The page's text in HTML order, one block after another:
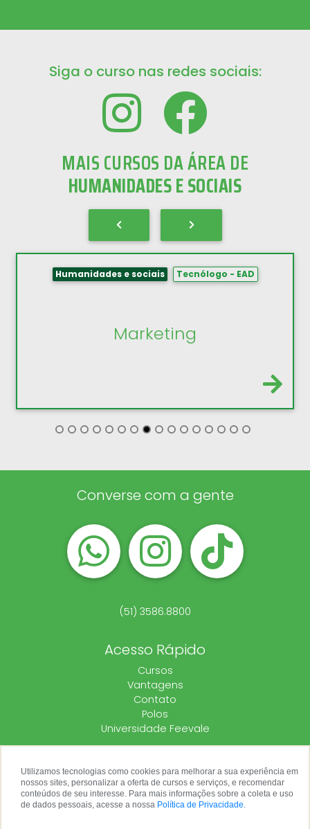
Siga o curso nas redes sociais:
MAIS CURSOS DA ÁREA DE
HUMANIDADES E SOCIAIS
Humanidades e sociais Licenciatura - Presencial
Letras - Português/Inglês
Utilizamos tecnologias como cookies para melhorar a sua experiência em
nossos sites, personalizar a oferta de cursos e serviços, e recomendar
conteúdos de seu interesse. Para mais informações sobre a coleta e uso
de dados pessoais, acesse a nossa Política de Privacidade.
Converse com a gente
(51) 3586.8800
Acesso Rápido
Cursos
Vantagens
Contato
Polos
Universidade Feevale